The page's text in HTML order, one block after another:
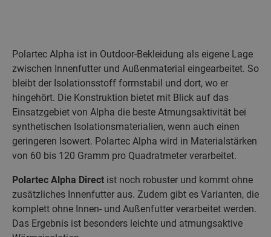
Polartec Alpha ist in Outdoor-Bekleidung als eigene Lage
zwischen Innenfutter und Außenmaterial eingearbeitet. So
bleibt der Isolationsstoff formstabil und dort, wo er
hingehört. Die Konstruktion bietet mit Blick auf das
Einsatzgebiet von Alpha die beste Atmungsaktivität bei
synthetischen Isolationsmaterialien, wenn auch einen
geringeren Isowert. Polartec Alpha wird in Materialstärken
von 60 bis 120 Gramm pro Quadratmeter verarbeitet.
Polartec Alpha Direct ist noch robuster und kommt ohne
zusätzliches Innenfutter aus. Zudem gibt es Varianten, die
komplett ohne Innen- und Außenfutter verarbeitet werden.
Das Ergebnis ist besonders leichte und atmungsaktive